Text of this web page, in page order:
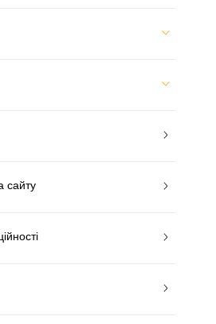
сайту